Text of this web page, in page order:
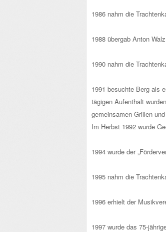
1986 nahm die
1988 übergab Anton
1990 nahm die
1991 besuchte Berg als
tägigen Aufenthalt
gemeinsamen Grillen
Im Herbst 1992 wurde
1994 wurde der
1995 nahm die
1996 erhielt der
1997 wurde das 75-